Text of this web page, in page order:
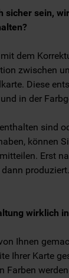
sicher sein,
dem
zwischen
Diese
in der
sind
können
Erst
produziert.
wirklich
Ihnen
Ihrer Karte
Farben